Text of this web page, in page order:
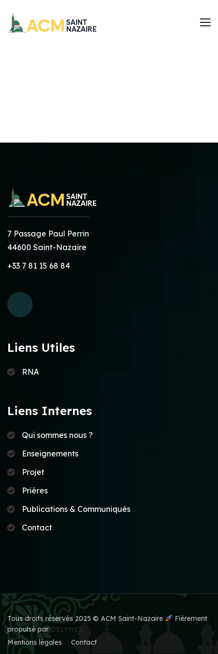
7 Passage Paul Perrin
44600 Saint-Nazaire
+33 7 81 15 68 84
Liens Utiles
RNA
Liens Internes
Qui sommes nous ?
Enseignements
Projet
Prières
Publications & Communiqués
Contact
Tous droits réservés 2025 © ACM Saint-Nazaire
Fièrement
propulsé par DELYNES
Mentions légales
Contact